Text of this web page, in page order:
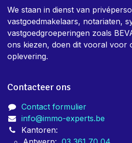
We staan in dienst van
vastgoedmakelaars, notariaten,
vastgoedgroeperingen zoals
ons kiezen, doen dit vooral voor
oplevering.
Contacteer ons
Contact formulier
info@immo-experts.be
Kantoren: